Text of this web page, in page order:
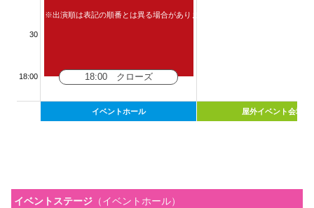
イベントホール 屋外イベント会場
30
18:00
※出演順は表記の順番とは異る場合があります。
18:00 クローズ
イベントステージ （イベントホール）